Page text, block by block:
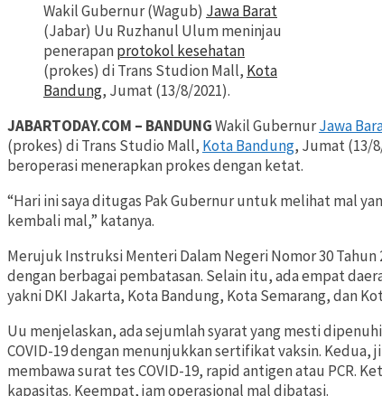
Wakil Gubernur (Wagub) Jawa Barat
(Jabar) Uu Ruzhanul Ulum meninjau
penerapanprotokol kesehatan
(prokes) di Trans Studion Mall, Kota
Bandung, Jumat (13/8/2021).
JABARTODAY.COM – BANDUNGWakil GubernurJawa
(prokes) di Trans Studio Mall, Kota Bandung, Jumat (13/
beroperasi menerapkan prokes dengan ketat.
“Hari ini saya ditugas Pak Gubernur untuk melihat mal
kembali mal,” katanya.
Merujuk Instruksi Menteri Dalam Negeri Nomor 30
dengan berbagai pembatasan. Selain itu, ada empat
yakni DKI Jakarta, Kota Bandung, Kota Semarang, dan
Uu menjelaskan, ada sejumlah syarat yang mesti
COVID-19 dengan menunjukkan sertifikat vaksin.
membawa surat tes COVID-19, rapid antigen atau PCR.
kapasitas. Keempat, jam operasional mal dibatasi.